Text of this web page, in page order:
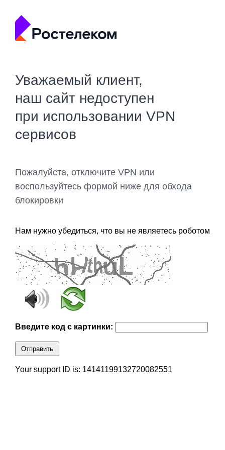
Уважаемый клиент,
наш сайт недоступен
при использовании VPN
сервисов
Пожалуйста, отключите VPN или
воспользуйтесь формой ниже для обхода
блокировки
Нам нужно убедиться, что вы не являетесь роботом
Введите код с картинки:
Отправить
Your support ID is: 14141199132720082551